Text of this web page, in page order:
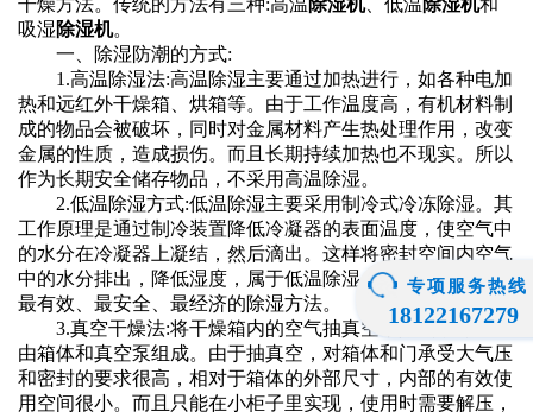
吸湿除湿机。
一、除湿防潮的方式:
1.高温除湿法:高温除湿主要通过加热进行，如各种电加
热和远红外干燥箱、烘箱等。由于工作温度高，有机材料制
成的物品会被破坏，同时对金属材料产生热处理作用，改变
金属的性质，造成损伤。而且长期持续加热也不现实。所以
作为长期安全储存物品，不采用高温除湿。
2.低温除湿方式:低温除湿主要采用制冷式冷冻除湿。其
工作原理是通过制冷装置降低冷凝器的表面温度，使空气中
的水分在冷凝器上凝结，然后滴出。这样将密封空间内空气
中的水分排出，降低湿度，属于低温除湿。冷冻除湿是目前
最有效、最安全、最经济的除湿方法。
3.真空干燥法:将干燥箱内的空气抽真空，除去水分。它
由箱体和真空泵组成。由于抽真空，对箱体和门承受大气压
和密封的要求很高，相对于箱体的外部尺寸，内部的有效使
用空间很小。而且只能在小柜子里实现，使用时需要解压，
专项服务热线
18122167279